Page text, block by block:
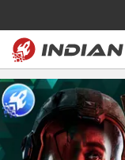
Magazín
Recenze